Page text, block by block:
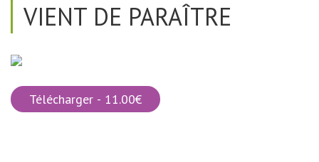
VIENT DE PARAÎTRE
Télécharger - 11.00€